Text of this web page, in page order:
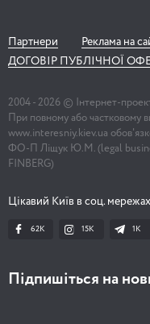
Партнери Реклама на
ДОГОВІР ПУБЛІЧНОЇ
2004 - 2026 © Інтернет-
При повному або частковому
www.interesniy.kiev.ua
ФО-П Ліщук Ю.М. (legal
FINBERG)
Цікавий Київ в соц.
62K 15K 1К
Підпишіться на